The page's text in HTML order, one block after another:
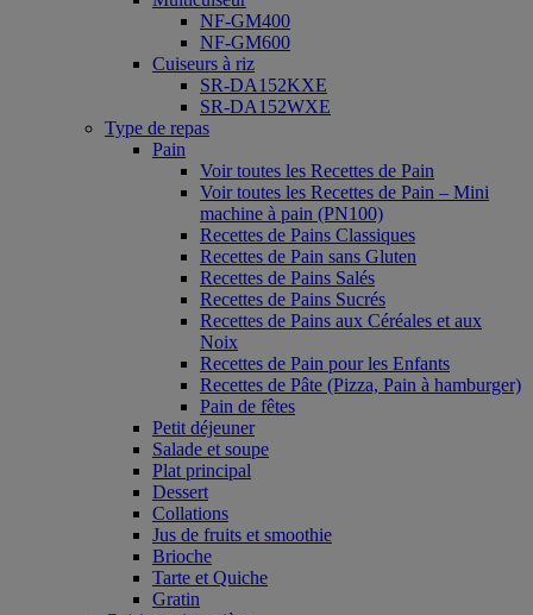
NF-GM400
NF-GM600
Cuiseurs à riz
SR-DA152KXE
SR-DA152WXE
Type de repas
Pain
Voir toutes les Recettes de Pain
Voir toutes les Recettes de Pain – Mini
machine à pain (PN100)
Recettes de Pains Classiques
Recettes de Pain sans Gluten
Recettes de Pains Salés
Recettes de Pains Sucrés
Recettes de Pains aux Céréales et aux
Noix
Recettes de Pain pour les Enfants
Recettes de Pâte (Pizza, Pain à hamburger)
Pain de fêtes
Petit déjeuner
Salade et soupe
Plat principal
Dessert
Collations
Jus de fruits et smoothie
Brioche
Tarte et Quiche
Gratin